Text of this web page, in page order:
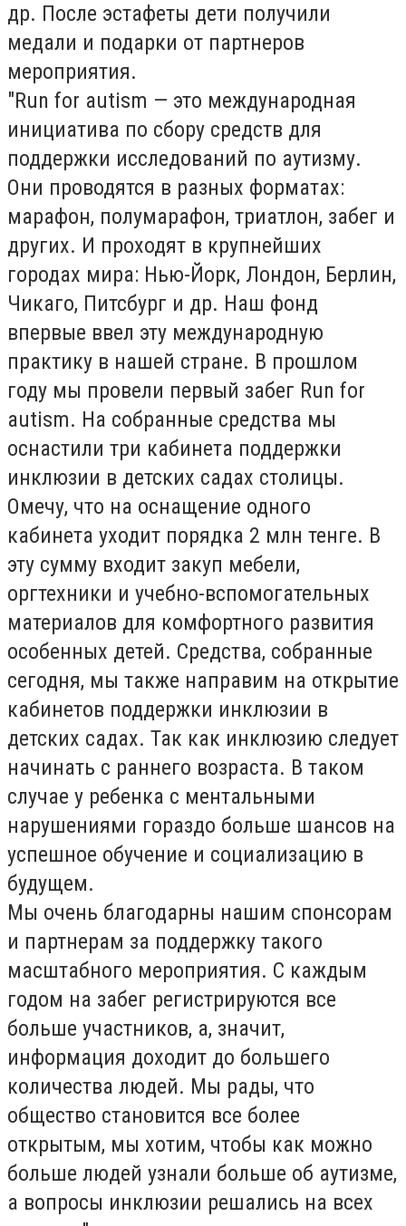
др. После эстафеты дети получили
медали и подарки от партнеров
мероприятия.
"Run for autism — это международная
инициатива по сбору средств для
поддержки исследований по аутизму.
Они проводятся в разных форматах:
марафон, полумарафон, триатлон, забег и
других. И проходят в крупнейших
городах мира: Нью-Йорк, Лондон, Берлин,
Чикаго, Питсбург и др. Наш фонд
впервые ввел эту международную
практику в нашей стране. В прошлом
году мы провели первый забег Run for
autism. На собранные средства мы
оснастили три кабинета поддержки
инклюзии в детских садах столицы.
Омечу, что на оснащение одного
кабинета уходит порядка 2 млн тенге. В
эту сумму входит закуп мебели,
оргтехники и учебно-вспомогательных
материалов для комфортного развития
особенных детей. Средства, собранные
сегодня, мы также направим на открытие
кабинетов поддержки инклюзии в
детских садах. Так как инклюзию следует
начинать с раннего возраста. В таком
случае у ребенка с ментальными
нарушениями гораздо больше шансов на
успешное обучение и социализацию в
будущем.
Мы очень благодарны нашим спонсорам
и партнерам за поддержку такого
масштабного мероприятия. С каждым
годом на забег регистрируются все
больше участников, а, значит,
информация доходит до большего
количества людей. Мы рады, что
общество становится все более
открытым, мы хотим, чтобы как можно
больше людей узнали больше об аутизме,
а вопросы инклюзии решались на всех